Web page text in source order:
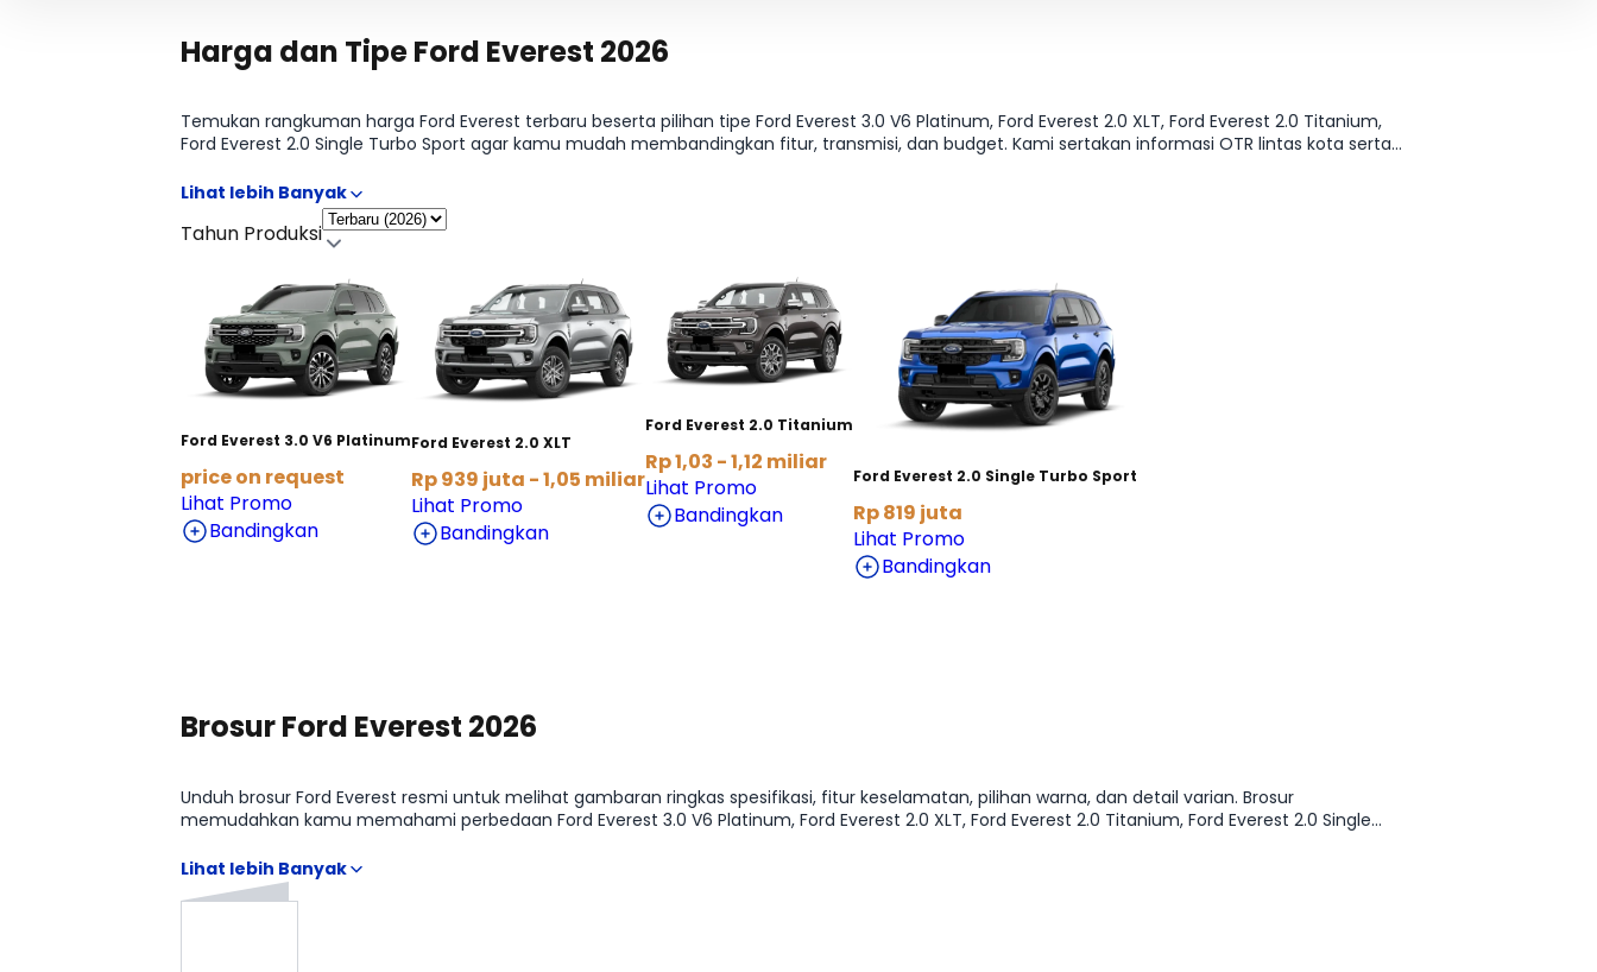
Harga dan Tipe Ford Everest 2026
Temukan rangkuman harga Ford Everest terbaru beserta pilihan tipe Ford Everest 3.0 V6 Platinum, Ford Everest 2.0 XLT, Ford Everest 2.0 Titanium,
Ford Everest 2.0 Single Turbo Sport agar kamu mudah membandingkan fitur, transmisi, dan budget. Kami sertakan informasi OTR lintas kota serta
Tahun Produksi
Ford Everest 3.0 V6 Platinum
price on request
Lihat Promo
Bandingkan
Ford Everest 2.0 XLT
Rp 939 juta - 1,05 miliar
Lihat Promo
Bandingkan
Ford Everest 2.0 Titanium
Rp 1,03 - 1,12 miliar
Lihat Promo
Bandingkan
Ford Everest 2.0 Single Turbo Sport
Rp 819 juta
Lihat Promo
Bandingkan
Brosur Ford Everest 2026
Unduh brosur Ford Everest resmi untuk melihat gambaran ringkas spesifikasi, fitur keselamatan, pilihan warna, dan detail varian. Brosur
memudahkan kamu memahami perbedaan Ford Everest 3.0 V6 Platinum, Ford Everest 2.0 XLT, Ford Everest 2.0 Titanium, Ford Everest 2.0 Single